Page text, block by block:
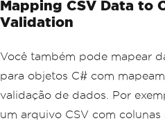
Mapping CSV Data to
Validation
Você também pode mapear
para objetos C# com
validação de dados. Por
um arquivo CSV com colunas